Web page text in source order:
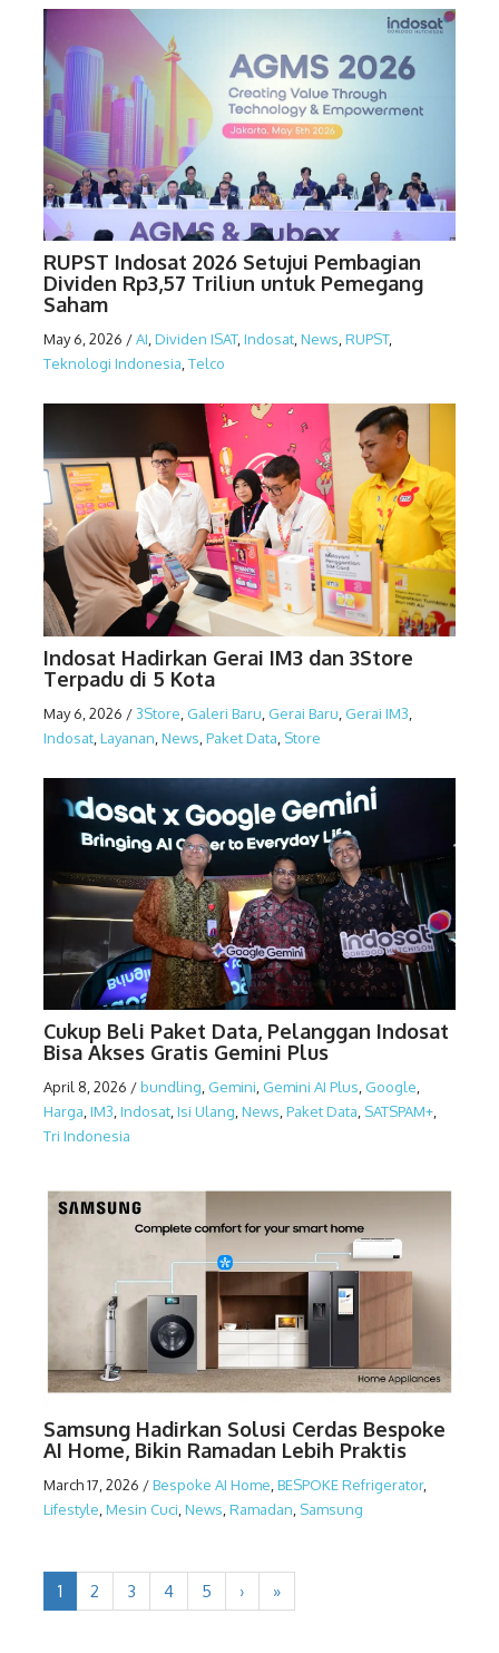
RUPST Indosat 2026 Setujui Pembagian
Dividen Rp3,57 Triliun untuk Pemegang
Saham
May 6, 2026 /AI,Dividen ISAT,Indosat,News,RUPST,
Teknologi Indonesia,Telco
Indosat Hadirkan Gerai IM3 dan 3Store
Terpadu di 5 Kota
May 6, 2026 /3Store Galeri Baru Gerai Baru Gerai IM3
Indosat Layanan News Paket Data Store
Cukup Beli Paket Data, Pelanggan Indosat
Bisa Akses Gratis Gemini Plus
April 8, 2026 /bundling Gemini Gemini AI Plus Google
Harga IM3 Indosat Isi Ulang News Paket Data SATSPAM+
Tri Indonesia
Samsung Hadirkan Solusi Cerdas Bespoke
AI Home, Bikin Ramadan Lebih Praktis
March 17, 2026 /Bespoke AI Home BESPOKE Refrigerator,
Lifestyle Mesin Cuci News Ramadan Samsung
1 2 3 4 5 › »